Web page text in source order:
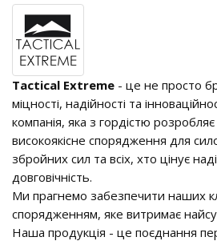
Tactical Extreme - це не просто
міцності, надійності та
компанія, яка з гордістю
високоякісне спорядження для
збройних сил та всіх, хто цінує
довговічність.
Ми прагнемо забезпечити наших
спорядженням, яке витримає
Наша продукція - це поєднання